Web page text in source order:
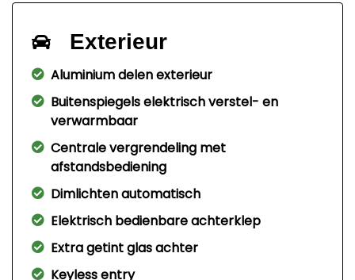
Exterieur
Aluminium delen exterieur
Buitenspiegels elektrisch verstel- en
verwarmbaar
Centrale vergrendeling met
afstandsbediening
Dimlichten automatisch
Elektrisch bedienbare achterklep
Extra getint glas achter
Keyless entry